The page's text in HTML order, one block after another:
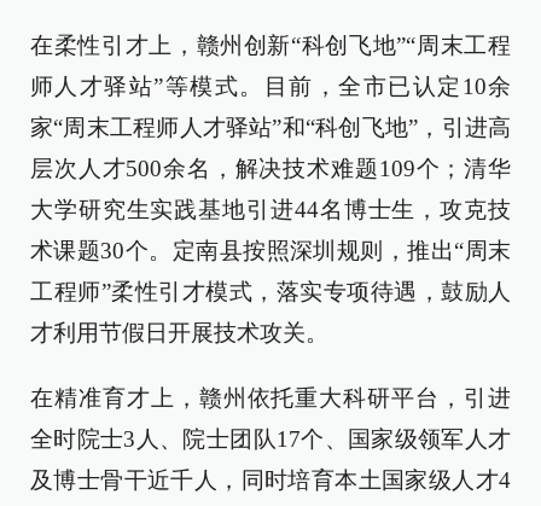
在柔性引才上，赣州创新“科创飞地”“周末工程
师人才驿站”等模式。目前，全市已认定10余
家“周末工程师人才驿站”和“科创飞地”，引进高
层次人才500余名，解决技术难题109个；清华
大学研究生实践基地引进44名博士生，攻克技
术课题30个。定南县按照深圳规则，推出“周末
工程师”柔性引才模式，落实专项待遇，鼓励人
才利用节假日开展技术攻关。
在精准育才上，赣州依托重大科研平台，引进
全时院士3人、院士团队17个、国家级领军人才
及博士骨干近千人，同时培育本土国家级人才4